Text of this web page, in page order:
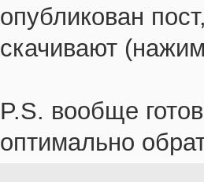
опубликован
скачивают
P.S. вообще
оптимально